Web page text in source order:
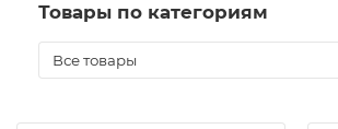
Товары по категориям